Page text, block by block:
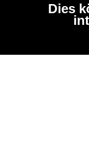
Dies